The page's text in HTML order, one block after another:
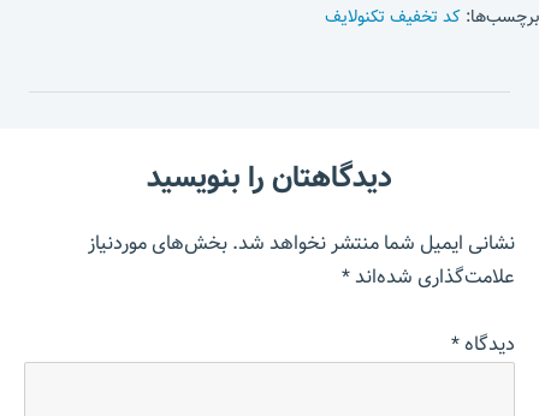
برچسب‌ها: کد تخفیف تکنولایف
دیدگاهتان را بنویسید
نشانی ایمیل شما منتشر نخواهد شد.بخش‌های موردنیاز
علامت‌گذاری شده‌اند*
دیدگاه*